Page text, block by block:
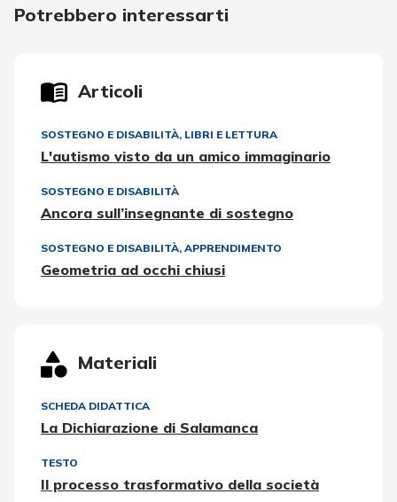
Potrebbero interessarti
Articoli
SOSTEGNO E DISABILITÀ, LIBRI E LETTURA
L'autismo visto da un amico immaginario
SOSTEGNO E DISABILITÀ
Ancora sull’insegnante di sostegno
SOSTEGNO E DISABILITÀ, APPRENDIMENTO
Geometria ad occhi chiusi
Materiali
SCHEDA DIDATTICA
La Dichiarazione di Salamanca
TESTO
Il processo trasformativo della società